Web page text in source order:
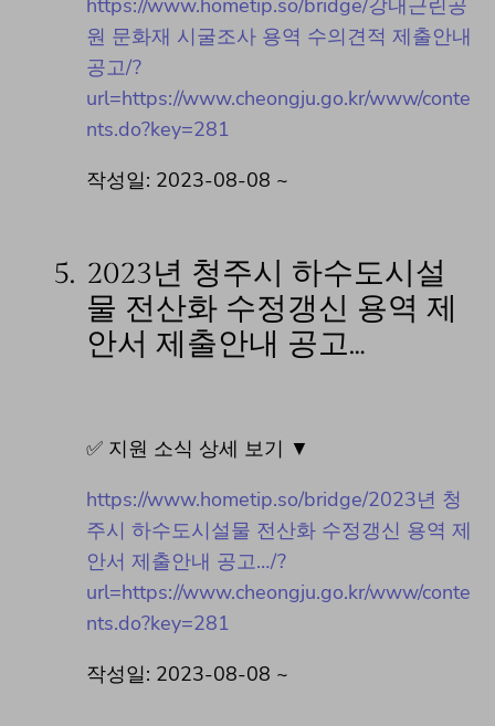
원 문화재 시굴조사 용역 수의견적 제출안내
공고/?
url=https://www.cheongju.go.kr/www/conte
nts.do?key=281
작성일: 2023-08-08 ~
5. 2023년 청주시 하수도시설
물 전산화 수정갱신 용역 제
안서 제출안내 공고…
✅ 지원 소식 상세 보기 ▼
https://www.hometip.so/bridge/2023년 청
주시 하수도시설물 전산화 수정갱신 용역 제
안서 제출안내 공고…/?
url=https://www.cheongju.go.kr/www/conte
nts.do?key=281
작성일: 2023-08-08 ~